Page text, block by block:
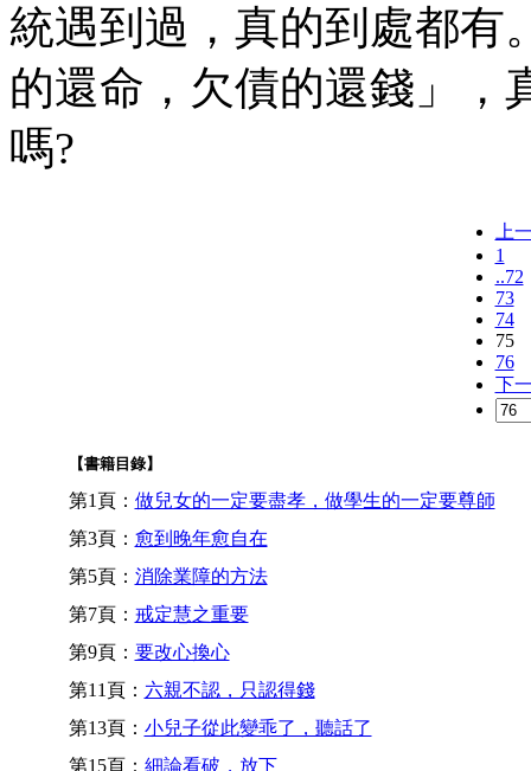
統遇到過，真的到處都有
的還命，欠債的還錢」，
嗎?
上
1
..72
73
74
75
76
下
【書籍目錄】
第1頁： 做兒女的一定要盡孝，做學生的一定要尊師
第3頁： 愈到晚年愈自在
第5頁： 消除業障的方法
第7頁： 戒定慧之重要
第9頁： 要改心換心
第11頁： 六親不認，只認得錢
第13頁： 小兒子從此變乖了，聽話了
第15頁： 細論看破，放下